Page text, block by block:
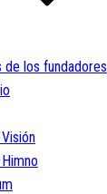
de los fundadores